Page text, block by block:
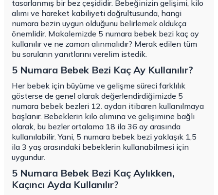
tasarlanmış bir bez çeşididir. Bebeğinizin gelişimi, kilo
alımı ve hareket kabiliyeti doğrultusunda, hangi
numara bezin uygun olduğunu belirlemek oldukça
önemlidir. Makalemizde 5 numara bebek bezi kaç ay
kullanılır ve ne zaman alınmalıdır? Merak edilen tüm
bu soruların yanıtlarını verelim istedik.
5 Numara Bebek Bezi Kaç Ay Kullanılır?
Her bebek için büyüme ve gelişme süreci farklılık
gösterse de genel olarak değerlendirdiğimizde 5
numara bebek bezleri 12. aydan itibaren kullanılmaya
başlanır. Bebeklerin kilo alımına ve gelişimine bağlı
olarak, bu bezler ortalama 18 ila 36 ay arasında
kullanılabilir. Yani, 5 numara bebek bezi yaklaşık 1,5
ila 3 yaş arasındaki bebeklerin kullanabilmesi için
uygundur.
5 Numara Bebek Bezi Kaç Aylıkken,
Kaçıncı Ayda Kullanılır?